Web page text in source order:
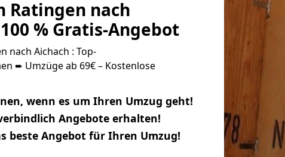
Ratingen nach
% Gratis-Angebot
nach Aichach : Top-
➨ Umzüge ab 69€ – Kostenlose
wenn es um Ihren Umzug geht!
Angebote erhalten!
beste Angebot für Ihren Umzug!